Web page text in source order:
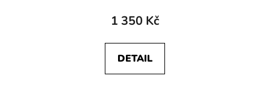
1 350 Kč
DETAIL